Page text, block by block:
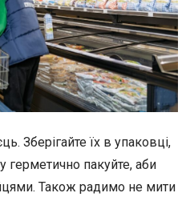
Зберігайте їх в упаковці,
герметично пакуйте, аби
Також радимо не мити